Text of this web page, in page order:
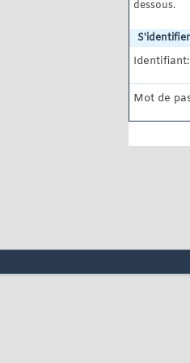
dessous.
S'identifier
Identifiant:
Mot de